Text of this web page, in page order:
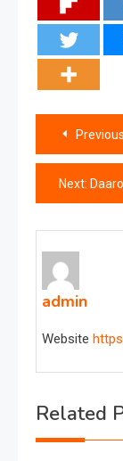
Bericht
Next: Daarom
admin
Website
Related